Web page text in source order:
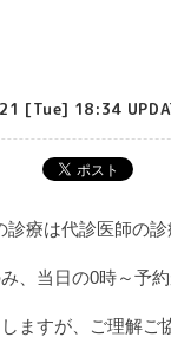
[Tue] 18:34
診療は代診医師の
、当日の0時～予約
ますが、ご理解ご